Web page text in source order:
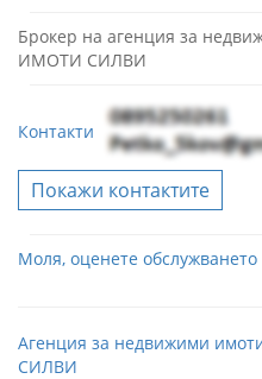
Брокер на агенция за
ИМОТИ СИЛВИ
Контакти
Покажи контактите
Моля, оценете
Агенция за недвижими
СИЛВИ